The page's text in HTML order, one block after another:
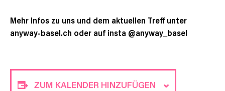
Mehr Infos zu uns und dem aktuellen Treff unter
anyway-basel.ch oder auf insta @anyway_basel
ZUM KALENDER HINZUFÜGEN